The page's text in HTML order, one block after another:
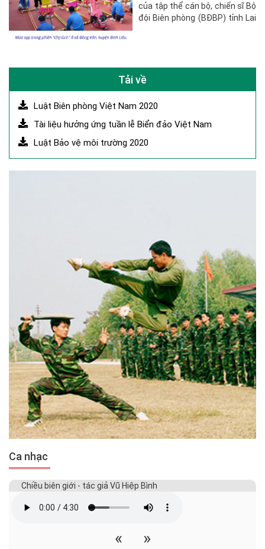
của tập thể cán bộ, chiến sĩ Bộ
đội Biên phòng (BĐBP) tỉnh Lai
Tải về
Luật Biên phòng Việt Nam 2020
Tài liệu hưởng ứng tuần lễ Biển đảo Việt Nam
Luật Bảo vệ môi trường 2020
Ca nhạc
Chiều biên giới - tác giả Vũ Hiệp Bình
« »